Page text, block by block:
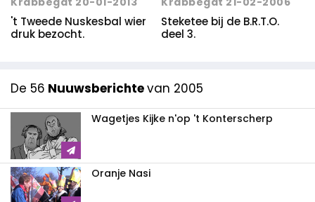
't Tweede Nuskesbal wier
druk bezocht.
Steketee bij de B.R.T.O.
deel 3.
De 56 Nuuwsberichtevan 2005
Wagetjes Kijke n'op 't Konterscherp
Oranje Nasi